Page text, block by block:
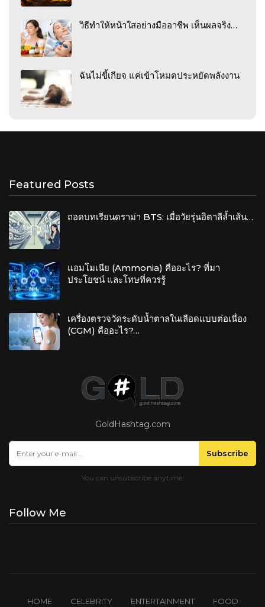
วิธีทำให้หน้าใสอย่างมืออาชีพ เห็นผลจริง…
ฉันไม่ขี้เกียจ แค่เข้าโหมดประหยัดพลังงาน
Featured Posts
ถอดบทเรียนดราม่า BTS: เมื่อวัยรุ่นอิตาลีล้ำเส้น…
แอมโมเนีย (Ammonia) คืออะไร? ที่มา
ประโยชน์ และโทษที่ควรรู้
เครื่องตรวจวัดระดับน้ำตาลในเลือดแบบต่อเนื่อง
(CGM) คืออะไร?…
GoldHashtag.com
Subscribe
Follow Me
HOME CELEBRITY ENTERTAINMENT FOOD